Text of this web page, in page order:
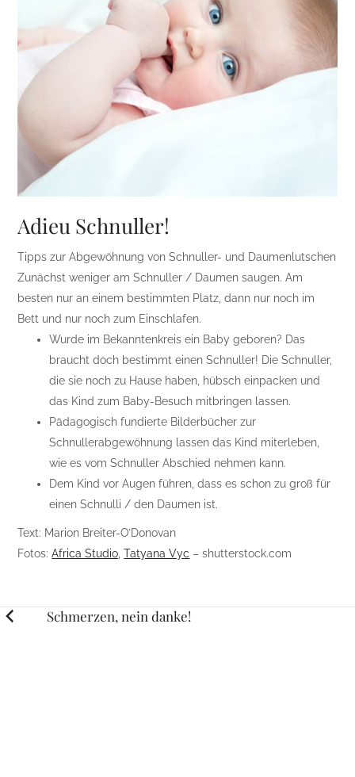
Adieu Schnuller!
Tipps zur Abgewöhnung von Schnuller- und Daumenlutschen
Zunächst weniger am Schnuller / Daumen saugen. Am
besten nur an einem bestimmten Platz, dann nur noch im
Bett und nur noch zum Einschlafen.
Wurde im Bekanntenkreis ein Baby geboren? Das
braucht doch bestimmt einen Schnuller! Die Schnuller,
die sie noch zu Hause haben, hübsch einpacken und
das Kind zum Baby-Besuch mitbringen lassen.
Pädagogisch fundierte Bilderbücher zur
Schnullerabgewöhnung lassen das Kind miterleben,
wie es vom Schnuller Abschied nehmen kann.
Dem Kind vor Augen führen, dass es schon zu groß für
einen Schnulli / den Daumen ist.
Text: Marion Breiter-O’Donovan
Fotos:Africa Studio ,Tatyana Vyc – shutterstock.com
PostsSchmerzen, nein danke!